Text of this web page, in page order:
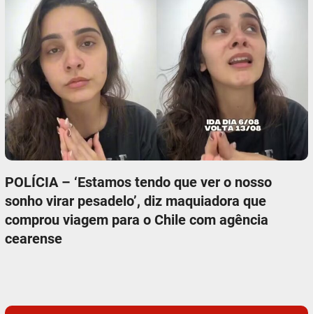
POLÍCIA – ‘Estamos tendo que ver o nosso
sonho virar pesadelo’, diz maquiadora que
comprou viagem para o Chile com agência
cearense